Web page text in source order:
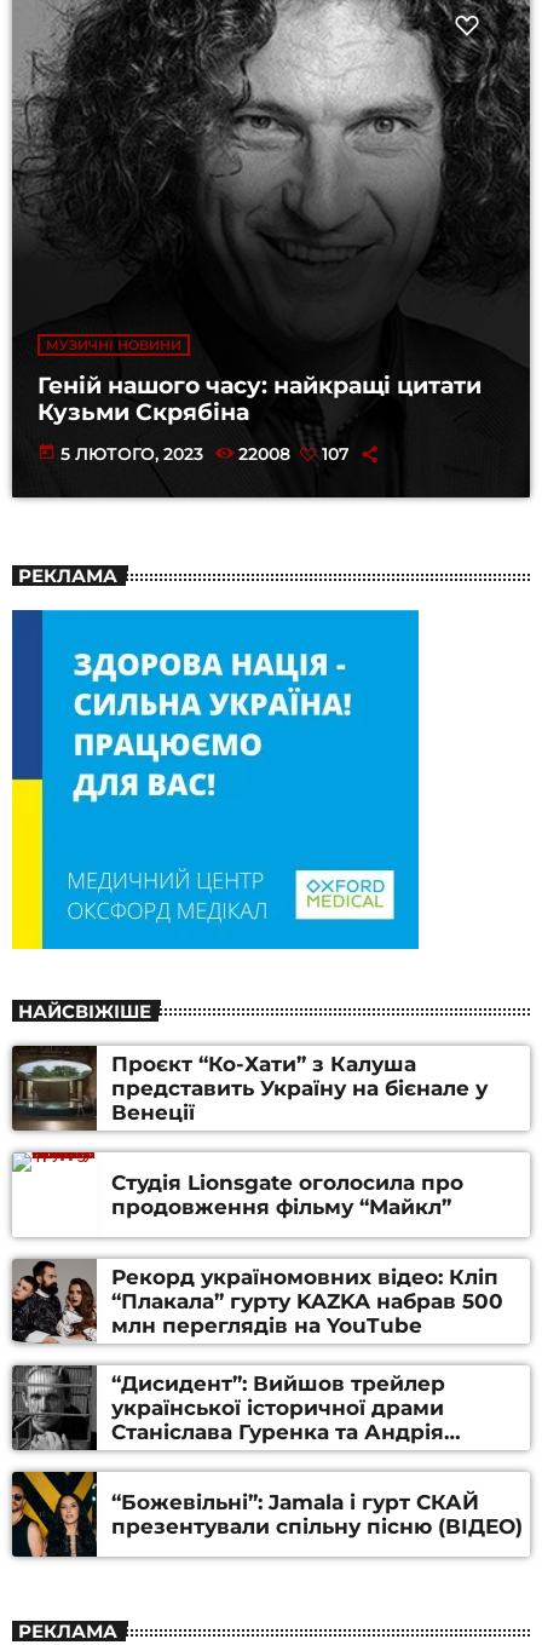
МУЗИЧНІ НОВИНИ
Геній нашого часу: найкращі цитати
Кузьми Скрябіна
today 5 ЛЮТОГО, 2023 22008 107
РЕКЛАМА
НАЙСВІЖІШЕ
Проєкт “Ко-Хати” з Калуша
представить Україну на бієнале у
Венеції
Студія Lionsgate оголосила про
продовження фільму “Майкл”
Рекорд україномовних відео: Кліп
“Плакала” гурту KAZKA набрав 500
млн переглядів на YouTube
“Дисидент”: Вийшов трейлер
української історичної драми
Станіслава Гуренка та Андрія
Алфьорова (ВІДЕО)
“Божевільні”: Jamala і гурт СКАЙ
презентували спільну пісню (ВІДЕО)
РЕКЛАМА